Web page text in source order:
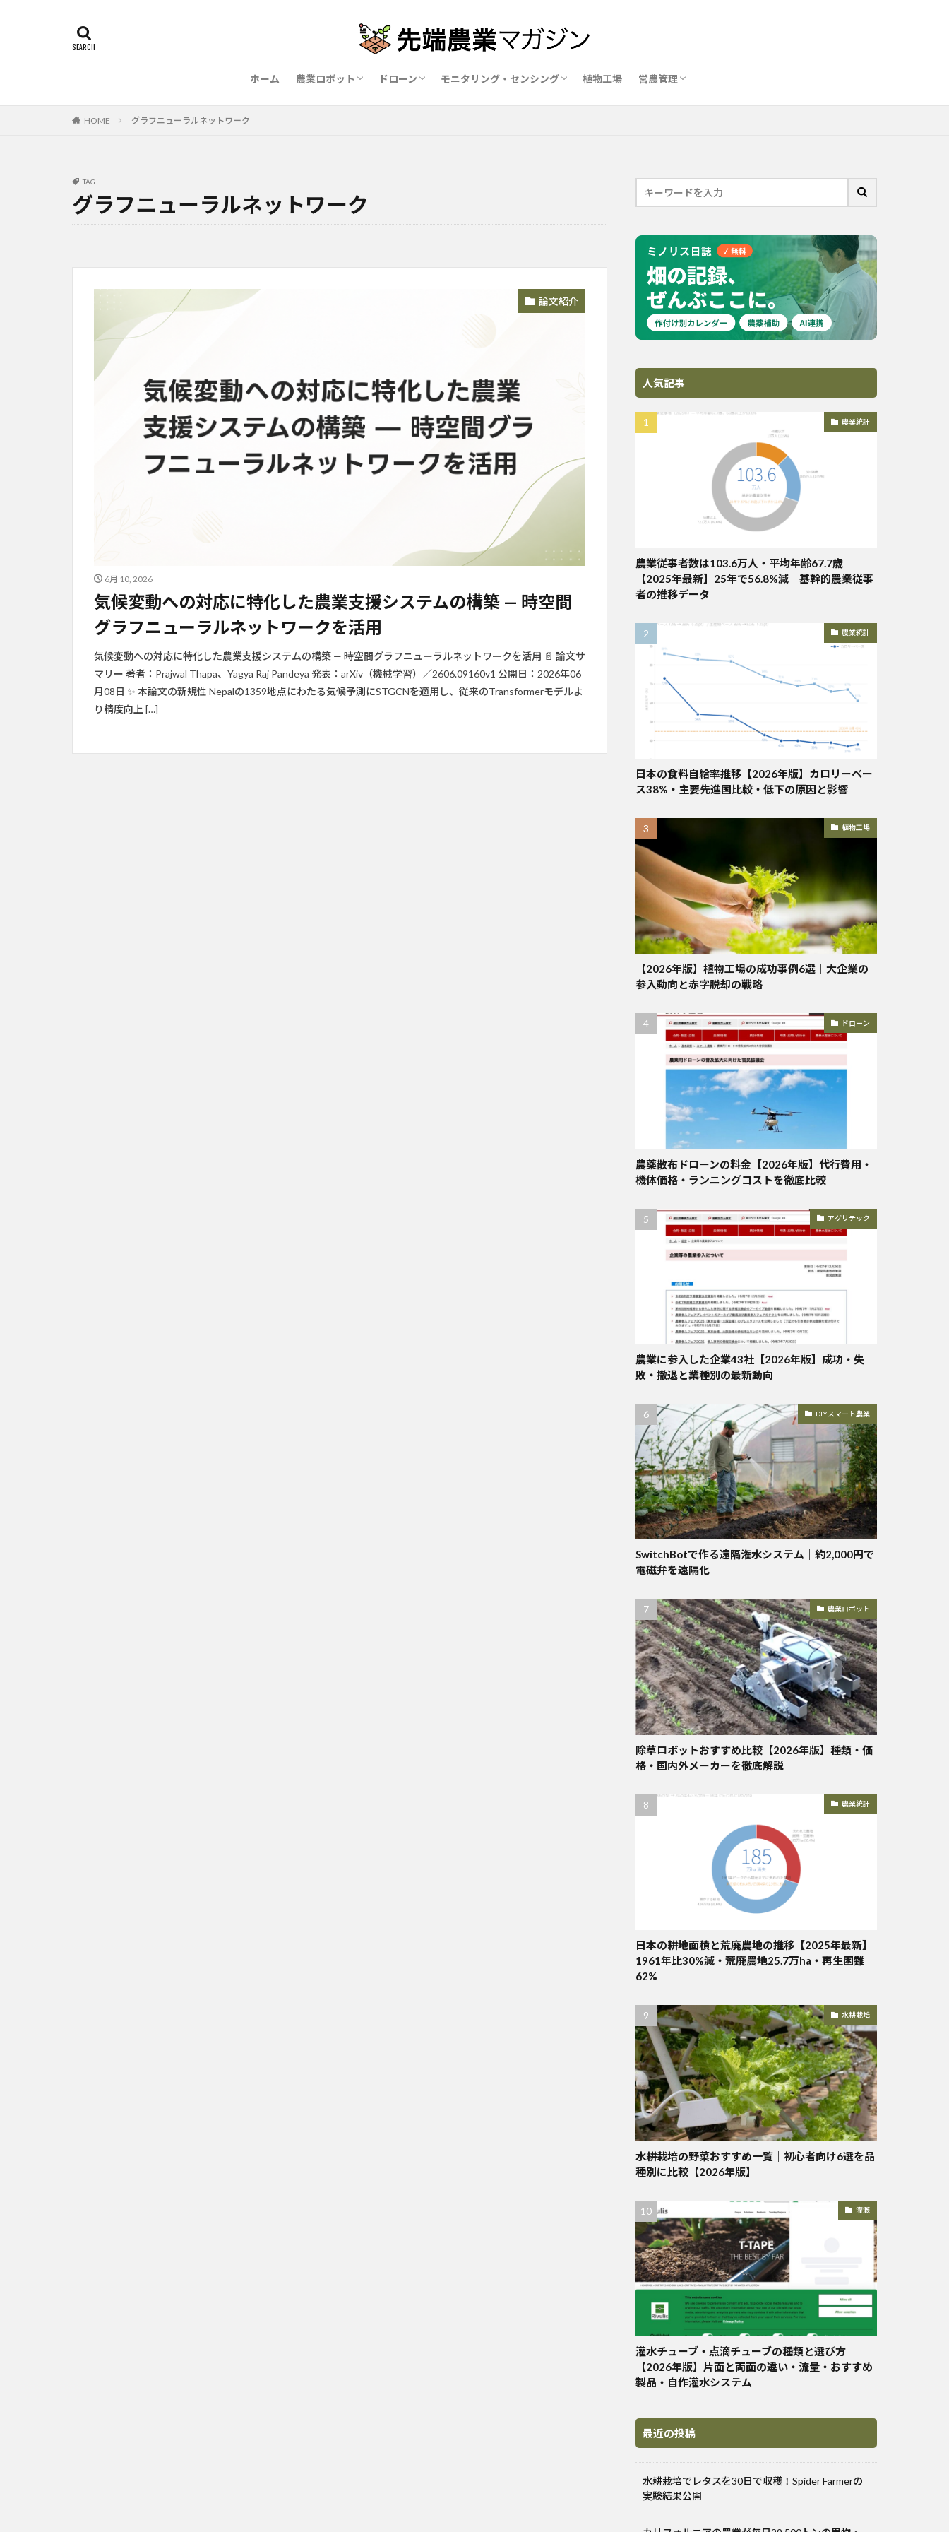
ホーム 農業ロボット
農業ロボットメーカー比較15社
ドローン
ドローン農薬散布の代行業者比較
ハウス用遮光剤・遮熱剤の比較
モニタリング・センシング
農業用環境制御システム比較
植物工場 営農管理
圃場管理アプリおすすめ10選
農業用トイレ比較
バイオスティミュラント完全ガイド
HOME グラフニューラルネットワーク
TAG
グラフニューラルネットワーク
論文紹介
6月 10, 2026
気候変動への対応に特化した農業支援システムの構築 — 時空間
グラフニューラルネットワークを活用
気候変動への対応に特化した農業支援システムの構築 — 時空間グラフニューラルネットワークを活用 📄 論文サ
マリー 著者：Prajwal Thapa、Yagya Raj Pandeya 発表：arXiv（機械学習）／2606.09160v1 公開日：2026年06
月08日 ✨ 本論文の新規性 Nepalの1359地点にわたる気候予測にSTGCNを適用し、従来のTransformerモデルよ
り精度向上 […]
人気記事
農業統計
農業従事者数は103.6万人・平均年齢67.7歳
【2025年最新】25年で56.8%減｜基幹的農業従事
者の推移データ
農業統計
日本の食料自給率推移【2026年版】カロリーベー
ス38%・主要先進国比較・低下の原因と影響
植物工場
【2026年版】植物工場の成功事例6選｜大企業の
参入動向と赤字脱却の戦略
ドローン
農薬散布ドローンの料金【2026年版】代行費用・
機体価格・ランニングコストを徹底比較
アグリテック
農業に参入した企業43社【2026年版】成功・失
敗・撤退と業種別の最新動向
DIYスマート農業
SwitchBotで作る遠隔潅水システム｜約2,000円で
電磁弁を遠隔化
農業ロボット
除草ロボットおすすめ比較【2026年版】種類・価
格・国内外メーカーを徹底解説
農業統計
日本の耕地面積と荒廃農地の推移【2025年最新】
1961年比30%減・荒廃農地25.7万ha・再生困難
62%
水耕栽培
水耕栽培の野菜おすすめ一覧｜初心者向け6選を品
種別に比較【2026年版】
灌漑
灌水チューブ・点滴チューブの種類と選び方
【2026年版】片面と両面の違い・流量・おすすめ
製品・自作灌水システム
最近の投稿
水耕栽培でレタスを30日で収穫！Spider Farmerの
実験結果公開